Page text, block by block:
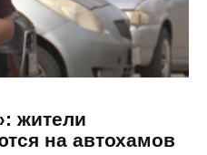
жители
на автохамов